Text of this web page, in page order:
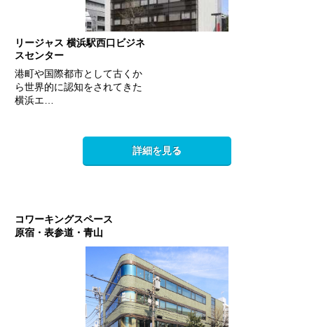
リージャス 横浜駅西口ビジネ
スセンター
港町や国際都市として古くか
ら世界的に認知をされてきた
横浜エ…
詳細を見る
コワーキングスペース
原宿・表参道・青山